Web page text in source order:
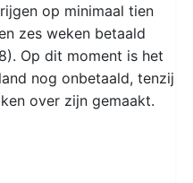
op minimaal tien
zes weken betaald
Op dit moment is het
nog onbetaald, tenzij
over zijn gemaakt.